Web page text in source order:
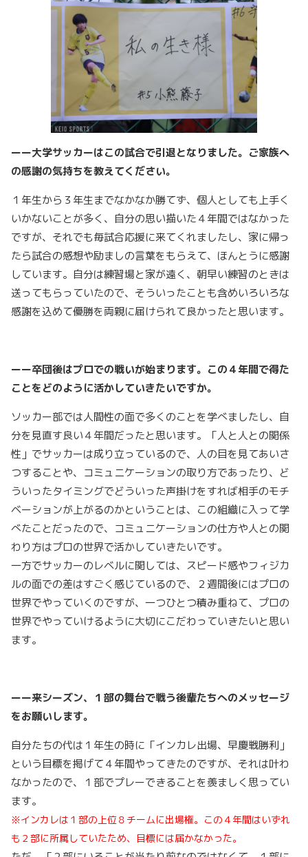
ーー大学サッカーはこの試合で引退となりました。ご家族へ
の感謝の気持ちを教えてください。
１年生から３年生までなかなか勝てず、個人としても上手く
いかないことが多く、自分の思い描いた４年間ではなかった
ですが、それでも毎試合応援に来てくれましたし、家に帰っ
たら試合の感想や励ましの言葉をもらえて、ほんとうに感謝
しています。 自分は練習場と家が遠く、朝早い練習のときは
送ってもらっていたので、そういったことも含めいろいろな
感謝を込めて優勝を両親に届けられて良かったと思います。
ーー卒団後はプロでの戦いが始まります。この４年間で得た
ことをどのように活かしていきたいですか。
ソッカー部では人間性の面で多くのことを学べましたし、自
分を見直す良い４年間だったと思います。「人と人との関係
性」でサッカーは成り立っているので、人の目を見てあいさ
つすることや、コミュニケーションの取り方であったり、ど
ういったタイミングでどういった声掛けをすれば相手のモチ
ベーションが上がるのかということは、この組織に入って学
べたことだったので、コミュニケーションの仕方や人との関
わり方はプロの世界で活かしていきたいです。
一方でサッカーのレベルに関しては、スピード感やフィジカ
ルの面での差はすごく感じているので、２週間後にはプロの
世界でやっていくのですが、一つひとつ積み重ねて、プロの
世界でやっていけるように大切にこだわっていきたいと思い
ます。
ーー来シーズン、１部の舞台で戦う後輩たちへのメッセージ
をお願いします。
自分たちの代は１年生の時に「インカレ出場、早慶戦勝利」
という目標を掲げて４年間やってきたのですが、それは叶わ
なかったので、１部でプレーできることを羨ましく思ってい
ます。
※インカレは１部の上位８チームに出場権。この４年間はいずれ
も２部に所属していたため、目標には届かなかった。